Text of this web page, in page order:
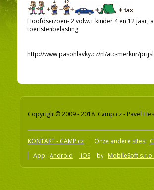
Hoofdseizoen- 2 volw.+ kinder 4 en 12 jaar,
toeristenbelasting
http://www.pasohlavky.cz/nl/atc-merkur/
Copyright© 2009 - 2018 Camp.cz - Pavel
KONTAKT - CAMP.cz Onze andere sites:
App: Android iOS by MobileSoft s.r.o